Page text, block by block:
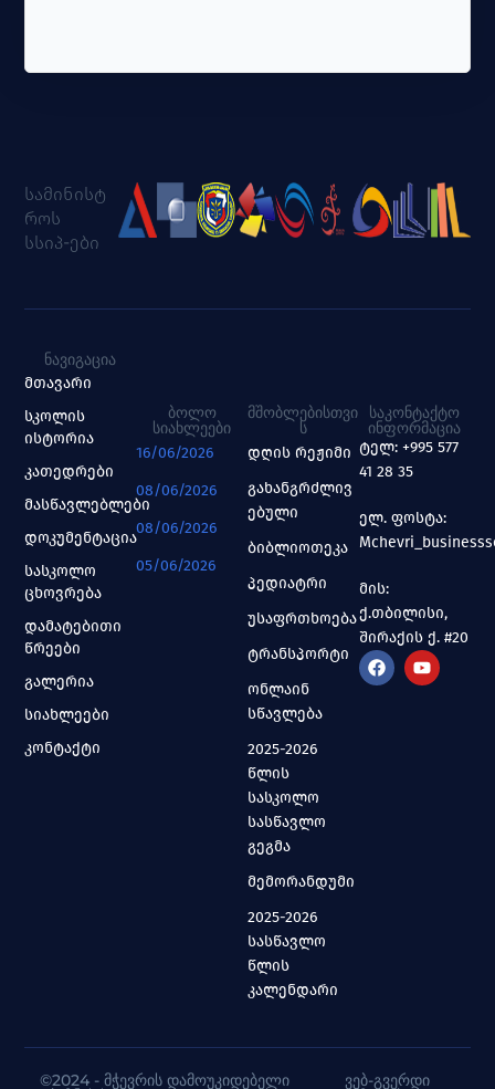
სამინისტ
როს
სსიპ-ები
ᲜᲐᲕᲘᲒᲐᲪᲘᲐ
მთავარი
სკოლის
ისტორია
კათედრები
მასწავლებლები
დოკუმენტაცია
სასკოლო
ცხოვრება
დამატებითი
წრეები
გალერია
სიახლეები
კონტაქტი
ᲑᲝᲚᲝ
ᲡᲘᲐᲮᲚᲔᲔᲑᲘ
16/06/2026
08/06/2026
08/06/2026
05/06/2026
ᲛᲨᲝᲑᲚᲔᲑᲘᲡᲗᲕᲘ
Ს
დღის რეჟიმი
გახანგრძლივ
ებული
ბიბლიოთეკა
პედიატრი
უსაფრთხოება
ტრანსპორტი
ონლაინ
სწავლება
2025-2026
წლის
სასკოლო
სასწავლო
გეგმა
მემორანდუმი
2025-2026
სასწავლო
წლის
კალენდარი
ᲡᲐᲙᲝᲜᲢᲐᲥᲢᲝ
ᲘᲜᲤᲝᲠᲛᲐᲪᲘᲐ
ტელ: +995 577
41 28 35
ელ. ფოსტა:
მის:
ქ.თბილისი,
შირაქის ქ. #20
©2024 - ᲛᲭᲔᲕᲠᲘᲡ ᲓᲐᲛᲝᲣᲙᲘᲓᲔᲑᲔᲚᲘ ᲕᲔᲑ-ᲒᲕᲔᲠᲓᲘ